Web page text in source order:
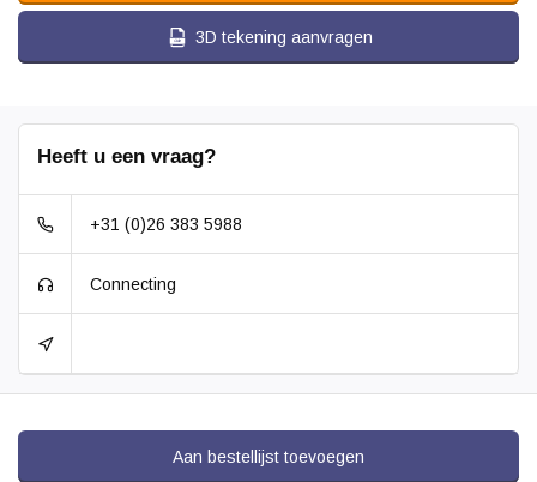
3D tekening aanvragen
Heeft u een vraag?
+31 (0)26 383 5988
Connecting
Aan bestellijst toevoegen